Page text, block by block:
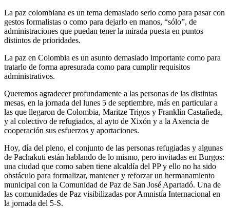
La paz colombiana es un tema demasiado serio como para pasar con
gestos formalistas o como para dejarlo en manos, “sólo”, de
administraciones que puedan tener la mirada puesta en puntos
distintos de prioridades.
La paz en Colombia es un asunto demasiado importante como para
tratarlo de forma apresurada como para cumplir requisitos
administrativos.
Queremos agradecer profundamente a las personas de las distintas
mesas, en la jornada del lunes 5 de septiembre, más en particular a
las que llegaron de Colombia, Maritze Trigos y Franklin Castañeda,
y al colectivo de refugiados, al ayto de Xixón y a la Axencia de
cooperación sus esfuerzos y aportaciones.
Hoy, día del pleno, el conjunto de las personas refugiadas y algunas
de Pachakuti están hablando de lo mismo, pero invitadas en Burgos:
una ciudad que como saben tiene alcaldía del PP y ello no ha sido
obstáculo para formalizar, mantener y reforzar un hermanamiento
municipal con la Comunidad de Paz de San José Apartadó. Una de
las comunidades de Paz visibilizadas por Amnistía Internacional en
la jornada del 5-S.